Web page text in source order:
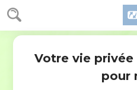
Nombres 14
Le peuple désobéit de
Moïse rapporta ces paroles
peuple mena grand deuil.
Ils se levèrent de bon matin
montagne, en disant : Nous
Votre vie
pour